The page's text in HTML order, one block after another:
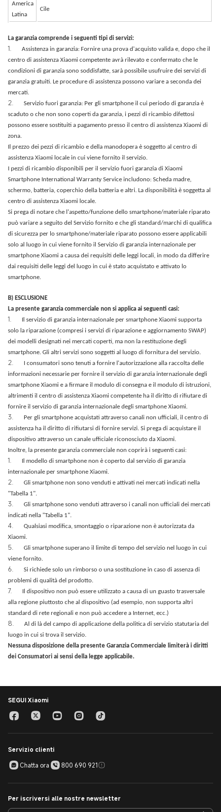
America
Latina
Cile
La garanzia comprende i seguenti tipi di servizi:
1.
Assistenza in garanzia: Fornire una prova d'acquisto valida e, dopo che il
centro di assistenza Xiaomi competente avrà rilevato e confermato che le
condizioni di garanzia sono soddisfatte, sarà possibile usufruire dei servizi di
garanzia gratuiti. Le procedure di assistenza possono variare a seconda dei
mercati.
2.
Servizio fuori garanzia: Per gli smartphone il cui periodo di garanzia è
scaduto o che non sono coperti da garanzia, i pezzi di ricambio difettosi
possono essere sostituiti a pagamento presso il centro di assistenza Xiaomi di
zona.
Il prezzo dei pezzi di ricambio e della manodopera è soggetto al centro di
assistenza Xiaomi locale in cui viene fornito il servizio.
I pezzi di ricambio disponibili per il servizio fuori garanzia di Xiaomi
Smartphone International Warranty Service includono: Scheda madre,
schermo, batteria, coperchio della batteria e altri. La disponibilità è soggetta al
centro di assistenza Xiaomi locale.
Si prega di notare che l'aspetto/funzione dello smartphone/materiale riparato
può variare a seguito del Servizio fornito e che gli standard/marchi di qualifica
di sicurezza per lo smartphone/materiale riparato possono essere applicabili
solo al luogo in cui viene fornito il Servizio di garanzia internazionale per
smartphone Xiaomi a causa dei requisiti delle leggi locali, in modo da differire
dai requisiti delle leggi del luogo in cui è stato acquistato e attivato lo
smartphone.
B) ESCLUSIONE
La presente garanzia commerciale non si applica ai seguenti casi:
1.
Il servizio di garanzia internazionale per smartphone Xiaomi supporta
solo la riparazione (compresi i servizi di riparazione e aggiornamento SWAP)
dei modelli designati nei mercati coperti, ma non la restituzione degli
smartphone. Gli altri servizi sono soggetti al luogo di fornitura del servizio.
2.
I consumatori sono tenuti a fornire l'autorizzazione alla raccolta delle
informazioni necessarie per fornire il servizio di garanzia internazionale degli
smartphone Xiaomi e a firmare il modulo di consegna e il modulo di istruzioni,
altrimenti il centro di assistenza Xiaomi competente ha il diritto di rifiutare di
fornire il servizio di garanzia internazionale degli smartphone Xiaomi.
3.
Per gli smartphone acquistati attraverso canali non ufficiali, il centro di
assistenza ha il diritto di rifiutarsi di fornire servizi. Si prega di acquistare il
dispositivo attraverso un canale ufficiale riconosciuto da Xiaomi.
Inoltre, la presente garanzia commerciale non coprirà i seguenti casi:
1.
Il modello di smartphone non è coperto dal servizio di garanzia
internazionale per smartphone Xiaomi.
2.
Gli smartphone non sono venduti e attivati nei mercati indicati nella
"Tabella 1".
3.
Gli smartphone sono venduti attraverso i canali non ufficiali dei mercati
indicati nella "Tabella 1".
4.
Qualsiasi modifica, smontaggio o riparazione non è autorizzata da
Xiaomi.
5.
Gli smartphone superano il limite di tempo del servizio nel luogo in cui
viene fornito.
6.
Si richiede solo un rimborso o una sostituzione in caso di assenza di
problemi di qualità del prodotto.
7.
Il dispositivo non può essere utilizzato a causa di un guasto trasversale
alla regione piuttosto che al dispositivo (ad esempio, non supporta altri
standard di rete regionali e non può accedere a Internet, ecc.)
8.
Al di là del campo di applicazione della politica di servizio statutaria del
luogo in cui si trova il servizio.
Nessuna disposizione della presente Garanzia Commerciale limiterà i diritti
dei Consumatori ai sensi della legge applicabile.
SEGUI Xiaomi
Servizio clienti
Chatta ora
800 690 921
Per iscriversi alle nostre newsletter